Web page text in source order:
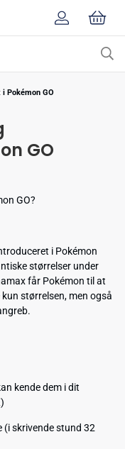
Pokémon GO
GO
GO?
i Pokémon
størrelser under
får Pokémon til at
størrelsen, men også
kende dem i dit
(i skrivende stund 32